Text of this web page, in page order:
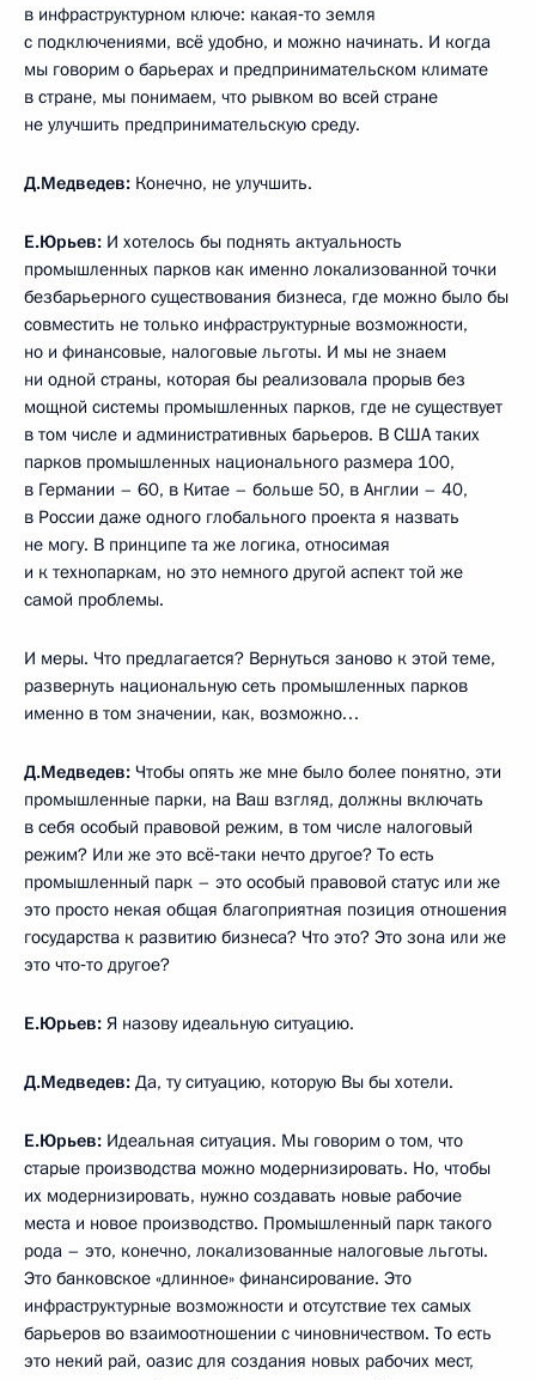
в инфраструктурном ключе: какая‑то земля
с подключениями, всё удобно, и можно начинать. И когда
мы говорим о барьерах и предпринимательском климате
в стране, мы понимаем, что рывком во всей стране
не улучшить предпринимательскую среду.
Д.Медведев: Конечно, не улучшить.
Е.Юрьев: И хотелось бы поднять актуальность
промышленных парков как именно локализованной точки
безбарьерного существования бизнеса, где можно было бы
совместить не только инфраструктурные возможности,
но и финансовые, налоговые льготы. И мы не знаем
ни одной страны, которая бы реализовала прорыв без
мощной системы промышленных парков, где не существует
в том числе и административных барьеров. В США таких
парков промышленных национального размера 100,
в Германии – 60, в Китае – больше 50, в Англии – 40,
в России даже одного глобального проекта я назвать
не могу. В принципе та же логика, относимая
и к технопаркам, но это немного другой аспект той же
самой проблемы.
И меры. Что предлагается? Вернуться заново к этой теме,
развернуть национальную сеть промышленных парков
именно в том значении, как, возможно…
Д.Медведев: Чтобы опять же мне было более понятно, эти
промышленные парки, на Ваш взгляд, должны включать
в себя особый правовой режим, в том числе налоговый
режим? Или же это всё‑таки нечто другое? То есть
промышленный парк – это особый правовой статус или же
это просто некая общая благоприятная позиция отношения
государства к развитию бизнеса? Что это? Это зона или же
это что‑то другое?
Е.Юрьев: Я назову идеальную ситуацию.
Д.Медведев: Да, ту ситуацию, которую Вы бы хотели.
Е.Юрьев: Идеальная ситуация. Мы говорим о том, что
старые производства можно модернизировать. Но, чтобы
их модернизировать, нужно создавать новые рабочие
места и новое производство. Промышленный парк такого
рода – это, конечно, локализованные налоговые льготы.
Это банковское «длинное» финансирование. Это
инфраструктурные возможности и отсутствие тех самых
барьеров во взаимоотношении с чиновничеством. То есть
это некий рай, оазис для создания новых рабочих мест,